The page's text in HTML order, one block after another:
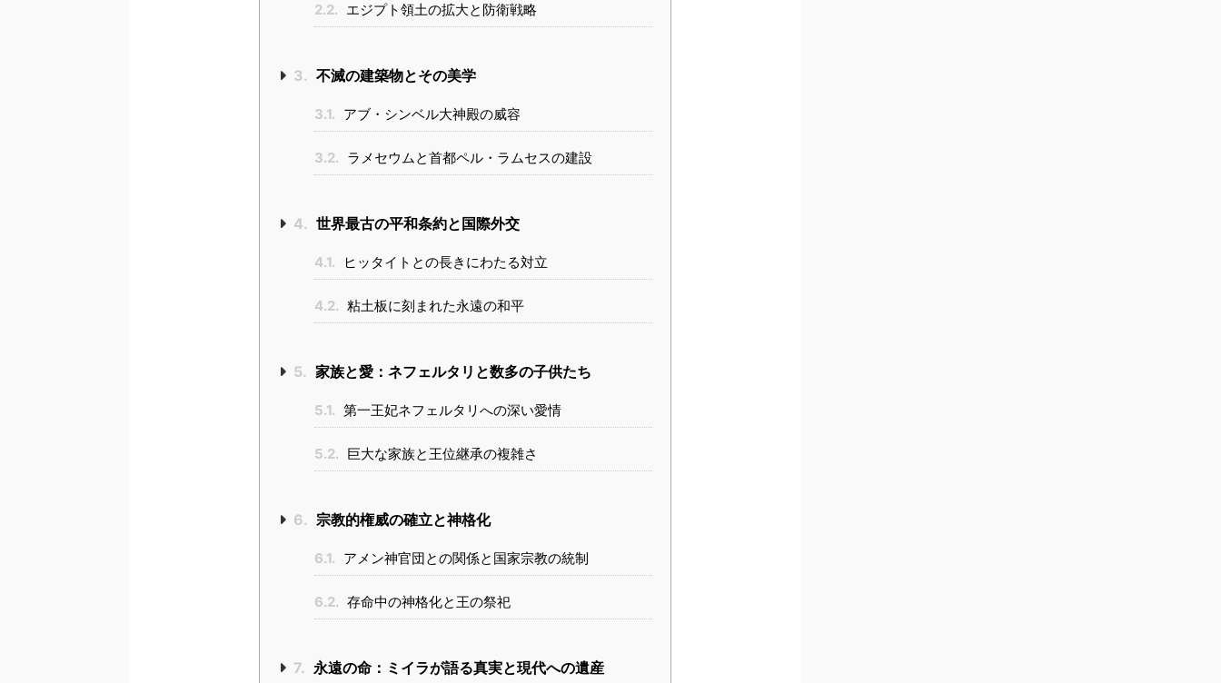
2.2. エジプト領土の拡大と防衛戦略
3. 不滅の建築物とその美学
3.1. アブ・シンベル大神殿の威容
3.2. ラメセウムと首都ペル・ラムセスの建設
4. 世界最古の平和条約と国際外交
4.1. ヒッタイトとの長きにわたる対立
4.2. 粘土板に刻まれた永遠の和平
5. 家族と愛：ネフェルタリと数多の子供たち
5.1. 第一王妃ネフェルタリへの深い愛情
5.2. 巨大な家族と王位継承の複雑さ
6. 宗教的権威の確立と神格化
6.1. アメン神官団との関係と国家宗教の統制
6.2. 存命中の神格化と王の祭祀
7. 永遠の命：ミイラが語る真実と現代への遺産